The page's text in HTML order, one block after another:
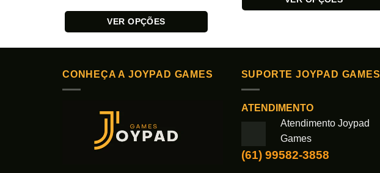
VER OPÇÕES
várias
variantes.
As
escolhidas
na
CONHEÇA A JOYPAD GAMES SUPORTE JOYPAD GAMES
ATENDIMENTO
Atendimento Joypad
Games
(61) 99582-3858